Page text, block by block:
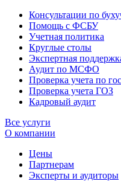
Консультации по
Помощь с ФСБУ
Учетная политика
Круглые столы
Экспертная
Аудит по МСФО
Проверка учета по
Проверка учета ГОЗ
Кадровый аудит
Все услуги
О компании
Цены
Партнерам
Эксперты и аудиторы